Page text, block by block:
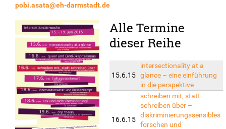
pobi.asata@eh-darmstadt.de
Alle Termine
dieser Reihe
15.6.15
intersectionality at a
glance – eine einführung
in die perspektive
16.6.15
schreiben mit, statt
schreiben über –
diskriminierungssensibles
forschen und